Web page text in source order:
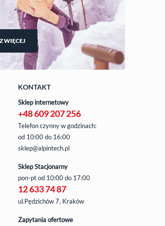
WIĘCEJ
KONTAKT
Sklep internetowy
+48 609 207 256
Telefon czynny w godzinach:
od 10:00 do 16:00
sklep@alpintech.pl
Sklep Stacjonarny
pon-ptod 10:00 do 17:00
12 633 74 87
ul.Pędzichów 7, Kraków
Zapytania ofertowe